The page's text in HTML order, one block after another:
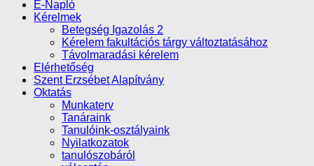
E-Napló
Kérelmek
Betegség Igazolás 2
Kérelem fakultációs tárgy változtatásához
Távolmaradási kérelem
Elérhetőség
Szent Erzsébet Alapítvány
Oktatás
Munkaterv
Tanáraink
Tanulóink-osztályaink
Nyilatkozatok
tanulószobáról